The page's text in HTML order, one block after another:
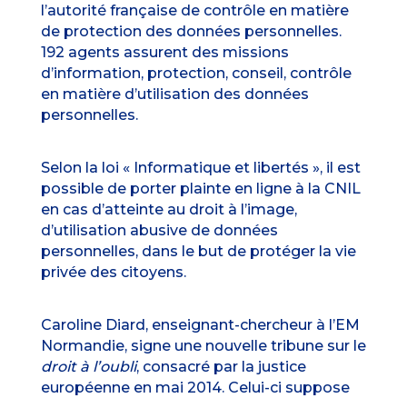
l’autorité française de contrôle en matière
de protection des données personnelles.
192 agents assurent des missions
d’information, protection, conseil, contrôle
en matière d’utilisation des données
personnelles.
Selon la loi « Informatique et libertés », il est
possible de porter plainte en ligne à la CNIL
en cas d’atteinte au droit à l’image,
d’utilisation abusive de données
personnelles, dans le but de protéger la vie
privée des citoyens.
Caroline Diard, enseignant-chercheur à l’EM
Normandie, signe une nouvelle tribune sur le
droit à l’oubli, consacré par la justice
européenne en mai 2014. Celui-ci suppose